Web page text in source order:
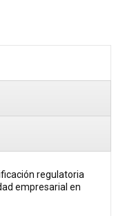
regulatoria
empresarial en